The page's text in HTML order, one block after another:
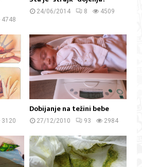
4748
24/06/2014 8 4509
3120
Dobijanje na težini bebe
27/12/2010 93 2984